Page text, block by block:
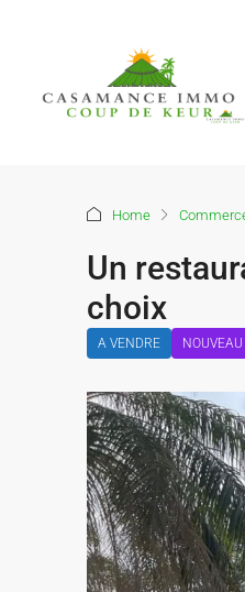
Home
Un
choix
A VENDRE NOUVEAU